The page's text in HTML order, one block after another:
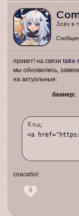
Зову в
привет! на связи take
мы обновились,
на актуальные:
баннер:
Код:
<a
спасибо!
0